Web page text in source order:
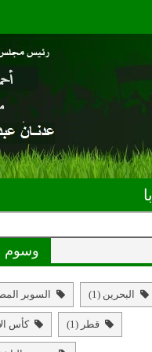
وسوم
البحرين (1) السوبر
قطر (1) كأس